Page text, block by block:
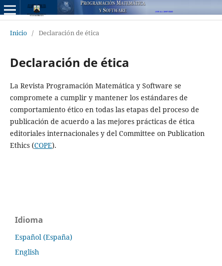
Inicio / Declaración de ética
Declaración de ética
La Revista Programación Matemática y Software se
compromete a cumplir y mantener los estándares de
comportamiento ético en todas las etapas del proceso de
publicación de acuerdo a las mejores prácticas de ética
editoriales internacionales y del Committee on Publication
Ethics (COPE).
Idioma
Español (España)
English